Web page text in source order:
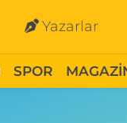
Yazarlar
SPOR